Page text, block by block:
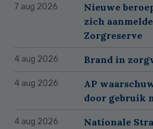
7 aug 2026
Nieuwe
zich
Zorgreserve
4 aug 2026 Brand in
4 aug 2026
AP
door gebruik
4 aug 2026
Nationale